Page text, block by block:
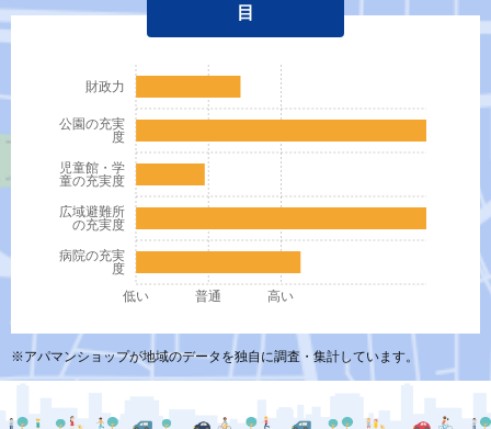
目
病院の充実
度
広域避難所
の充実度
児童館・学
童の充実度
公園の充実
度
財政力
低い 普通 高い
※アパマンショップが地域のデータを独自に調査・集計しています。